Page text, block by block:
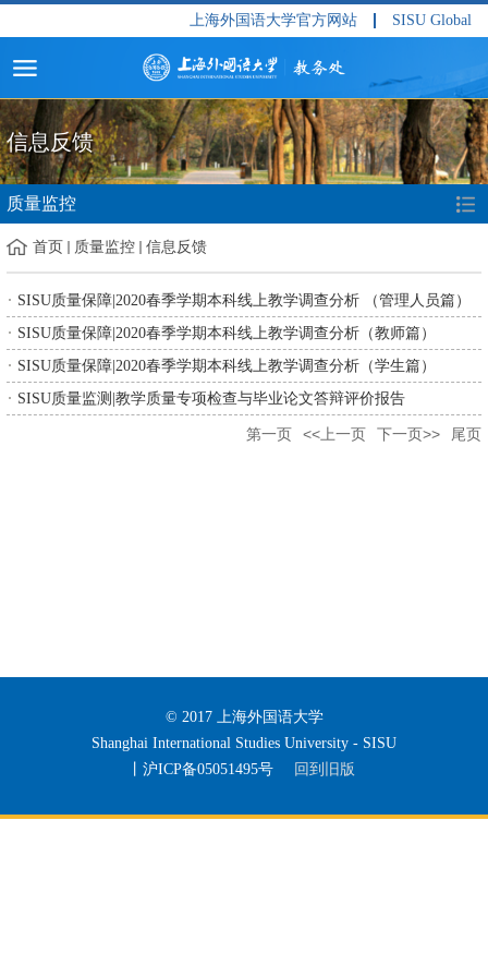
上海外国语大学官方网站 SISU Global
信息反馈
质量监控
首页 质量监控 信息反馈
SISU质量保障|2020春季学期本科线上教学调查分析 （管理人员篇）
SISU质量保障|2020春季学期本科线上教学调查分析（教师篇）
SISU质量保障|2020春季学期本科线上教学调查分析（学生篇）
SISU质量监测|教学质量专项检查与毕业论文答辩评价报告
第一页 <<上一页 下一页>> 尾页
© 2017 上海外国语大学
Shanghai International Studies University - SISU
丨沪ICP备05051495号
回到旧版